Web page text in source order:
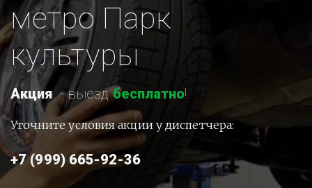
метро Парк
культуры
Акция - выезд бесплатно!
Уточните условия акции у диспетчера:
+7 (999) 665-92-36